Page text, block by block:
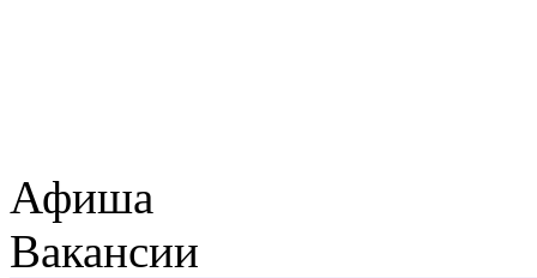
Афиша
Вакансии